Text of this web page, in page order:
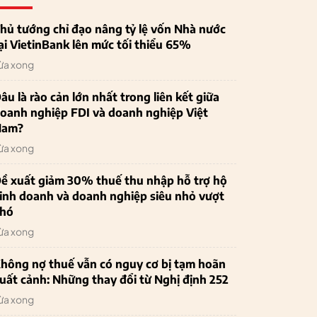
tướng chỉ đạo nâng tỷ lệ vốn Nhà nước
VietinBank lên mức tối thiểu 65%
xong
là rào cản lớn nhất trong liên kết giữa
nghiệp FDI và doanh nghiệp Việt
xong
xuất giảm 30% thuế thu nhập hỗ trợ hộ
doanh và doanh nghiệp siêu nhỏ vượt
xong
nợ thuế vẫn có nguy cơ bị tạm hoãn
cảnh: Những thay đổi từ Nghị định 252
xong